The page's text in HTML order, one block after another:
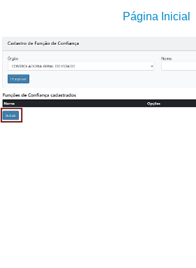
Página Inicial